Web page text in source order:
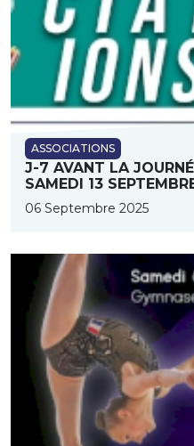
ASSOCIATIONS
J-7 AVANT LA
SAMEDI 13
06 Septembre 2025